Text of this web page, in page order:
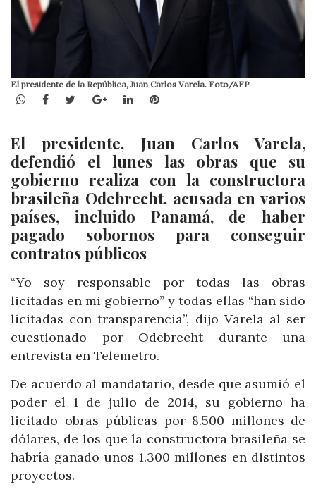
El presidente de la República, Juan Carlos Varela. Foto/AFP
WhatsApp
Facebook
TwitterGoogle+LinkedInPinterest
El presidente, Juan Carlos Varela,
defendió el lunes las obras que su
gobierno realiza con la constructora
brasileña Odebrecht, acusada en varios
países, incluido Panamá, de haber
pagado sobornos para conseguir
contratos públicos
“Yo soy responsable por todas las obras
licitadas en mi gobierno” y todas ellas “han sido
licitadas con transparencia”, dijo Varela al ser
cuestionado por Odebrecht durante una
entrevista en Telemetro.
De acuerdo al mandatario, desde que asumió el
poder el 1 de julio de 2014, su gobierno ha
licitado obras públicas por 8.500 millones de
dólares, de los que la constructora brasileña se
habría ganado unos 1.300 millones en distintos
proyectos.